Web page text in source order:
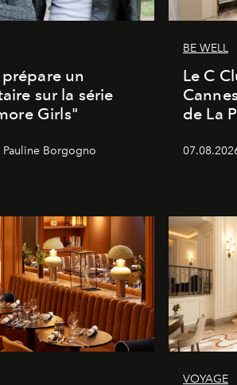
un
sur la série
Girls"
Borgogno
BE WELL
Le C
de La
VOYAGE